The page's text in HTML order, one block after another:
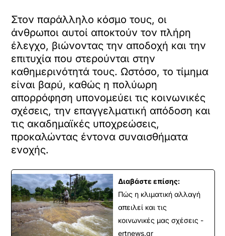
Στον παράλληλο κόσμο τους, οι
άνθρωποι αυτοί αποκτούν τον πλήρη
έλεγχο, βιώνοντας την αποδοχή και την
επιτυχία που στερούνται στην
καθημερινότητά τους. Ωστόσο, το τίμημα
είναι βαρύ, καθώς η πολύωρη
απορρόφηση υπονομεύει τις κοινωνικές
σχέσεις, την επαγγελματική απόδοση και
τις ακαδημαϊκές υποχρεώσεις,
προκαλώντας έντονα συναισθήματα
ενοχής.
Διαβάστε επίσης:
Πώς η κλιματική αλλαγή
απειλεί και τις
κοινωνικές μας σχέσεις -
ertnews.gr